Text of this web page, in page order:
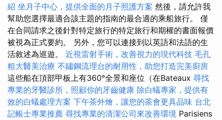
紹 坐月子中心，提供全面的月子照護方案 然後，請允許我
幫助您選擇最適合該主題的指南的最合適的乘船旅行。 僅
在合同請求之後針對特定旅行的特定旅行和期權的書面報價
被視為正式要約。 另外，您可以連接到以英語和法語的生
活敘述為巡遊。 近視雷射手術，改善視力的現代科技 毛孔
粗大醫美治療 不鏽鋼流理台的耐用性，助您打造完美廚房
這些船在頂部甲板上有360°全景和座位（在Bateaux 尋找
專業的牙醫診所，照顧你的牙齒健康 除白蟻專家，提供有
效的白蟻處理方案 下午茶外燴，讓您的茶會更具品味 台北
記帳士專業推薦 尋找專業的清潔公司來改善環境 Parisiens